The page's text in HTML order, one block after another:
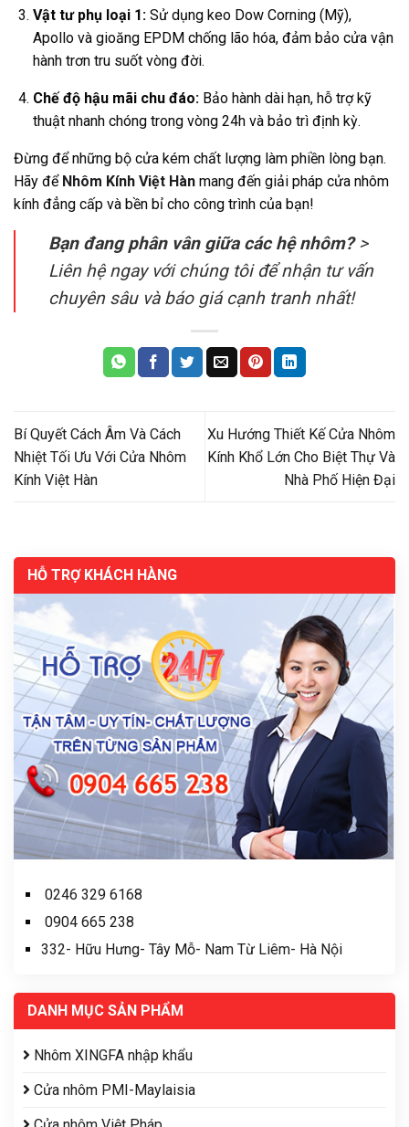
Vật tư phụ loại 1:Sử dụng keo Dow Corning (Mỹ),
Apollo và gioăng EPDM chống lão hóa, đảm bảo cửa vận
hành trơn tru suốt vòng đời.
Chế độ hậu mãi chu đáo:Bảo hành dài hạn, hỗ trợ kỹ
thuật nhanh chóng trong vòng 24h và bảo trì định kỳ.
Đừng để những bộ cửa kém chất lượng làm phiền lòng bạn.
Hãy để Nhôm Kính Việt Hàn mang đến giải pháp cửa nhôm
kính đẳng cấp và bền bỉ cho công trình của bạn!
Bạn đang phân vân giữa các hệ nhôm?>
Liên hệ ngay với chúng tôi để nhận tư vấn
chuyên sâu và báo giá cạnh tranh nhất!
Bí Quyết Cách Âm Và Cách
Nhiệt Tối Ưu Với Cửa Nhôm
Kính Việt Hàn
Xu Hướng Thiết Kế Cửa Nhôm
Kính Khổ Lớn Cho Biệt Thự Và
Nhà Phố Hiện Đại
HỖ TRỢ KHÁCH HÀNG
0246 329 6168
0904 665 238
332- Hữu Hưng- Tây Mỗ- Nam Từ Liêm- Hà Nội
DANH MỤC SẢN PHẨM
Nhôm XINGFA nhập khẩu
Cửa nhôm PMI-Maylaisia